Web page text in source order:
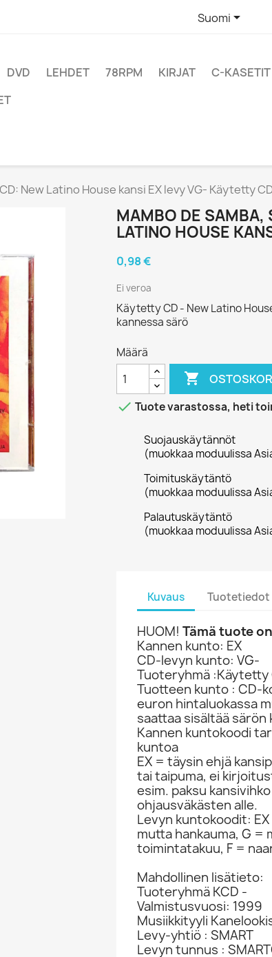
Suomi
DVD LEHDET 78RPM KIRJAT C-KASETIT
New Latino House kansi EX levy VG- Käytetty
MAMBO DE SAMBA,
LATINO HOUSE
0,98 €
Ei veroa
Käytetty CD - New Latino
kannessa särö
Määrä

 Tuote varastossa, heti
Suojauskäytännöt
(muokkaa moduulissa
Toimituskäytäntö
(muokkaa moduulissa
Palautuskäytäntö
(muokkaa moduulissa
Kuvaus Tuotetiedot
HUOM! Tämä tuote
Kannen kunto: EX
CD-levyn kunto: VG-
Tuoteryhmä :Käytetty
Tuotteen kunto : CD-
euron hintaluokassa
saattaa sisältää särön
Kannen kuntokoodi
kuntoa
EX = täysin ehjä
tai taipuma, ei
esim. paksu
ohjausväkästen alle.
Levyn kuntokoodit:
mutta hankauma, G =
toimintatakuu, F =
Mahdollinen lisätieto:
Tuoteryhmä KCD -
Valmistusvuosi: 1999
Musiikkityyli
Levy-yhtiö : SMART
Levyn tunnus :